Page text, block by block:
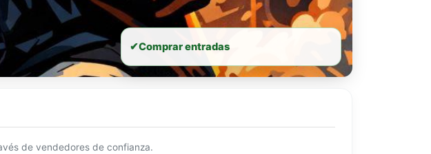
✔Comprar entradas
de vendedores de confianza.